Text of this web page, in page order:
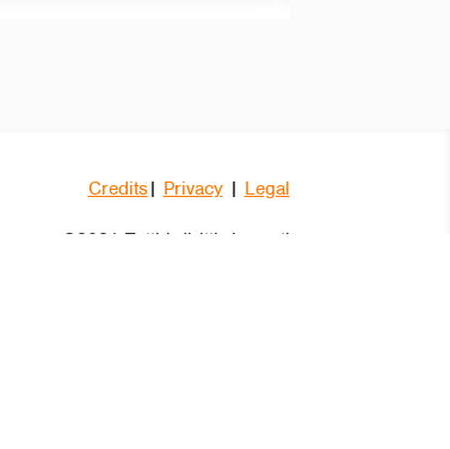
Credits| Privacy| Legal
©2021 Tutti i diritti riservati